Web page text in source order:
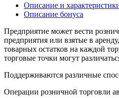
Описание и
Описание бонуса
Предприятие может вести
предприятия или взятые в
товарных остатков на каждой
торговые точки могут
Поддерживаются различные
Операции розничной торговли